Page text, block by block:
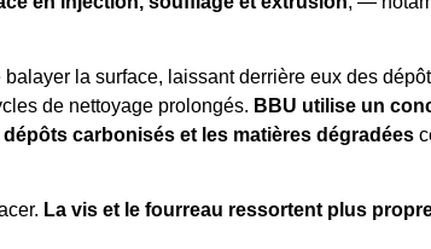
la surface, laissant derrière eux des
de nettoyage prolongés. BBU utilise un
carbonisés et les matières dégradées
La vis et le fourreau ressortent plus